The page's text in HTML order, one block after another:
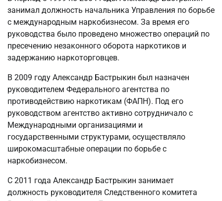
занимал должность начальника Управления по борьбе
с международным наркобизнесом. За время его
руководства было проведено множество операций по
пресечению незаконного оборота наркотиков и
задержанию наркоторговцев.
В 2009 году Александр Бастрыкин был назначен
руководителем Федерального агентства по
противодействию наркотикам (ФАПН). Под его
руководством агентство активно сотрудничало с
Международными организациями и
государственными структурами, осуществляло
широкомасштабные операции по борьбе с
наркобизнесом.
С 2011 года Александр Бастрыкин занимает
должность руководителя Следственного комитета